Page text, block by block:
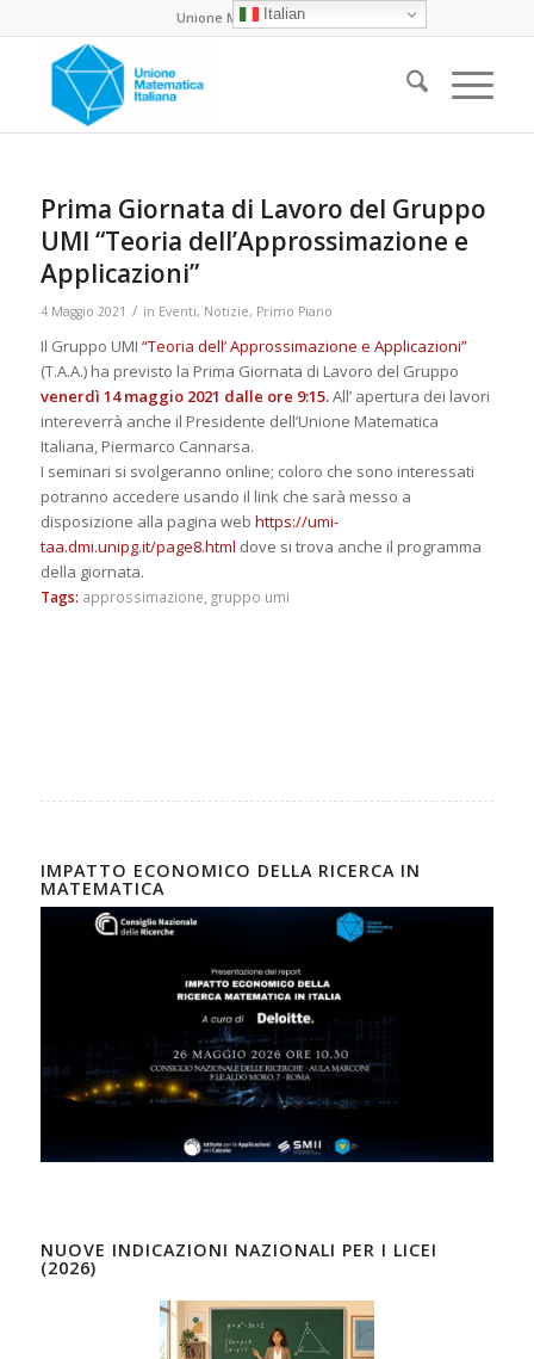
Unione Matematica Italiana
Prima Giornata di Lavoro del Gruppo
UMI “Teoria dell’Approssimazione e
Applicazioni”
4 Maggio 2021 / in Eventi, Notizie, Primo Piano
Il Gruppo UMI “Teoria dell’ Approssimazione e Applicazioni”
(T.A.A.) ha previsto la Prima Giornata di Lavoro del Gruppo
venerdì 14 maggio 2021 dalle ore 9:15.All’ apertura dei lavori
intereverrà anche il Presidente dell’Unione Matematica
Italiana, Piermarco Cannarsa.
I seminari si svolgeranno online; coloro che sono interessati
potranno accedere usando il link che sarà messo a
disposizione alla pagina web https://umi-
taa.dmi.unipg.it/page8.html dove si trova anche il programma
della giornata.
Tags: approssimazione gruppo umi
IMPATTO ECONOMICO DELLA RICERCA IN
MATEMATICA
NUOVE INDICAZIONI NAZIONALI PER I LICEI
(2026)
Italian